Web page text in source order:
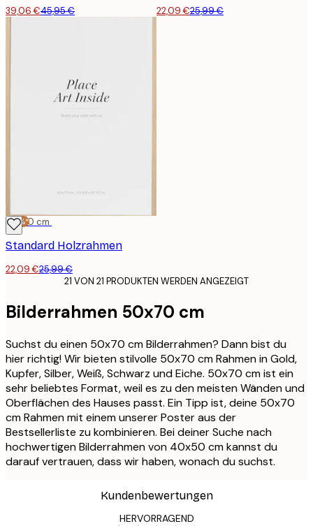
39,06 €45,95 € 22,09 €25,99 €
-15%*
50x70 cm
Standard Holzrahmen
22,09 €25,99 €
21 VON 21 PRODUKTEN WERDEN ANGEZEIGT
Bilderrahmen 50x70 cm
Suchst du einen 50x70 cm Bilderrahmen? Dann bist du
hier richtig! Wir bieten stilvolle 50x70 cm Rahmen in Gold,
Kupfer, Silber, Weiß, Schwarz und Eiche. 50x70 cm ist ein
sehr beliebtes Format, weil es zu den meisten Wänden und
Oberflächen des Hauses passt. Ein Tipp ist, deine 50x70
cm Rahmen mit einem unserer Poster aus der
Bestsellerliste zu kombinieren. Bei deiner Suche nach
hochwertigen Bilderrahmen von 40x50 cm kannst du
darauf vertrauen, dass wir haben, wonach du suchst.
Kundenbewertungen
HERVORRAGEND